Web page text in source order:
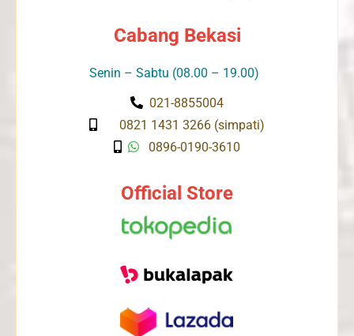
Cabang Bekasi
Senin – Sabtu (08.00 – 19.00)
021-8855004
0821 1431 3266 (simpati)
0896-0190-3610
Official Store